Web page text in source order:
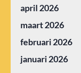
april 2026
maart 2026
februari 2026
januari 2026